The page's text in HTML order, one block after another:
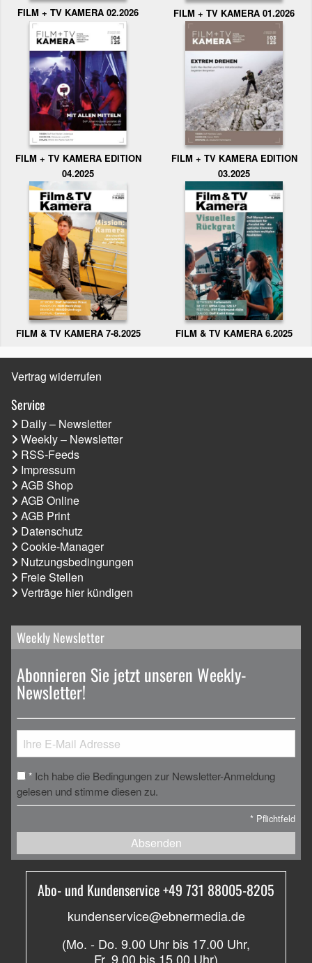
FILM + TV KAMERA 02.2026 FILM + TV KAMERA 01.2026
FILM + TV KAMERA EDITION
04.2025
FILM + TV KAMERA EDITION
03.2025
FILM & TV KAMERA 7-8.2025 FILM & TV KAMERA 6.2025
Vertrag widerrufen
Service
Daily – Newsletter
Weekly – Newsletter
RSS-Feeds
Impressum
AGB Shop
AGB Online
AGB Print
Datenschutz
Cookie-Manager
Nutzungsbedingungen
Freie Stellen
Verträge hier kündigen
Weekly Newsletter
Abonnieren Sie jetzt unseren Weekly-
Newsletter!
* Ich habe die Bedingungen zur Newsletter-Anmeldung
gelesen und stimme diesen zu.
* Pflichtfeld
Absenden
Abo- und Kundenservice +49 731 88005-8205
kundenservice@ebnermedia.de
(Mo. - Do. 9.00 Uhr bis 17.00 Uhr,
Fr. 9.00 bis 15.00 Uhr)